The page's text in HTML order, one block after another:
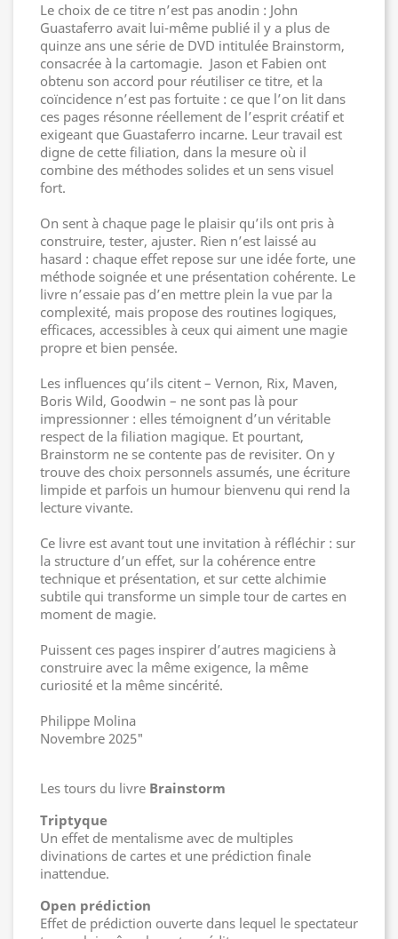
Le choix de ce titre n’est pas anodin : John
Guastaferro avait lui-même publié il y a plus de
quinze ans une série de DVD intitulée Brainstorm,
consacrée à la cartomagie. Jason et Fabien ont
obtenu son accord pour réutiliser ce titre, et la
coïncidence n’est pas fortuite : ce que l’on lit dans
ces pages résonne réellement de l’esprit créatif et
exigeant que Guastaferro incarne. Leur travail est
digne de cette filiation, dans la mesure où il
combine des méthodes solides et un sens visuel
fort.
On sent à chaque page le plaisir qu’ils ont pris à
construire, tester, ajuster. Rien n’est laissé au
hasard : chaque effet repose sur une idée forte, une
méthode soignée et une présentation cohérente. Le
livre n’essaie pas d’en mettre plein la vue par la
complexité, mais propose des routines logiques,
efficaces, accessibles à ceux qui aiment une magie
propre et bien pensée.
Les influences qu’ils citent – Vernon, Rix, Maven,
Boris Wild, Goodwin – ne sont pas là pour
impressionner : elles témoignent d’un véritable
respect de la filiation magique. Et pourtant,
Brainstorm ne se contente pas de revisiter. On y
trouve des choix personnels assumés, une écriture
limpide et parfois un humour bienvenu qui rend la
lecture vivante.
Ce livre est avant tout une invitation à réfléchir : sur
la structure d’un effet, sur la cohérence entre
technique et présentation, et sur cette alchimie
subtile qui transforme un simple tour de cartes en
moment de magie.
Puissent ces pages inspirer d’autres magiciens à
construire avec la même exigence, la même
curiosité et la même sincérité.
Philippe Molina
Novembre 2025"
Les tours du livre Brainstorm
Triptyque
Un effet de mentalisme avec de multiples
divinations de cartes et une prédiction finale
inattendue.
Open prédiction
Effet de prédiction ouverte dans lequel le spectateur